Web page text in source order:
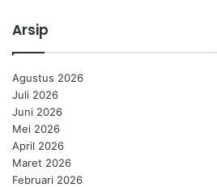
Arsip
Agustus 2026
Juli 2026
Juni 2026
Mei 2026
April 2026
Maret 2026
Februari 2026